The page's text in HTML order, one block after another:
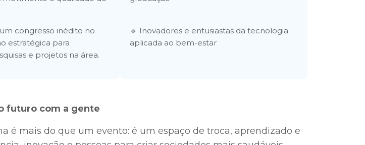
congresso inédito no
estratégica para
e projetos na área.
🔹 Inovadores e entusiastas da tecnologia
aplicada ao bem-estar
futuro com a gente
é mais do que um evento: é um espaço de troca, aprendizado e